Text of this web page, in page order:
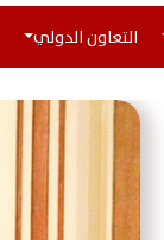
التعاون الدولي